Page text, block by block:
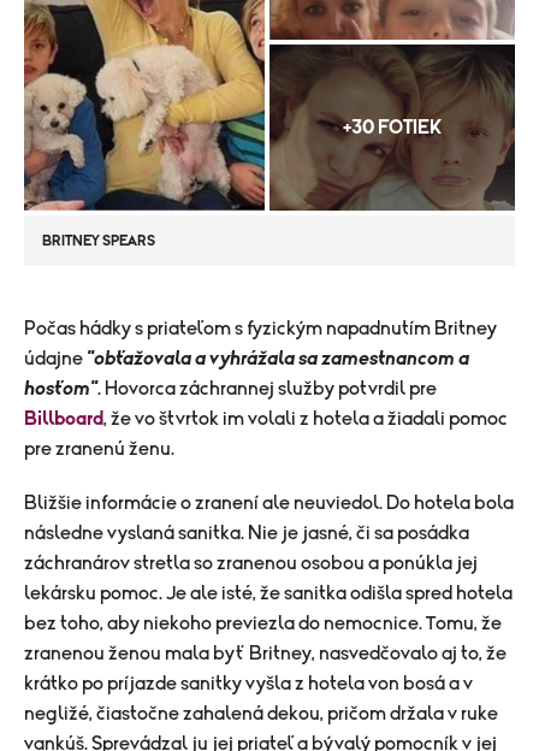
+30 FOTIEK
BRITNEY SPEARS
​Počas hádky s priateľom s fyzickým napadnutím Britney
údajne "obťažovala a vyhrážala sa zamestnancom a
hosťom". Hovorca záchrannej služby potvrdil pre
Billboard, že vo štvrtok im volali z hotela a žiadali pomoc
pre zranenú ženu.
Bližšie informácie o zranení ale neuviedol. Do hotela bola
následne vyslaná sanitka. Nie je jasné, či sa posádka
záchranárov stretla so zranenou osobou a ponúkla jej
lekársku pomoc. Je ale isté, že sanitka odišla spred hotela
bez toho, aby niekoho previezla do nemocnice. Tomu, že
zranenou ženou mala byť Britney, nasvedčovalo aj to, že
krátko po príjazde sanitky vyšla z hotela von bosá a v
negližé, čiastočne zahalená dekou, pričom držala v ruke
vankúš. Sprevádzal ju jej priateľ a bývalý pomocník v jej